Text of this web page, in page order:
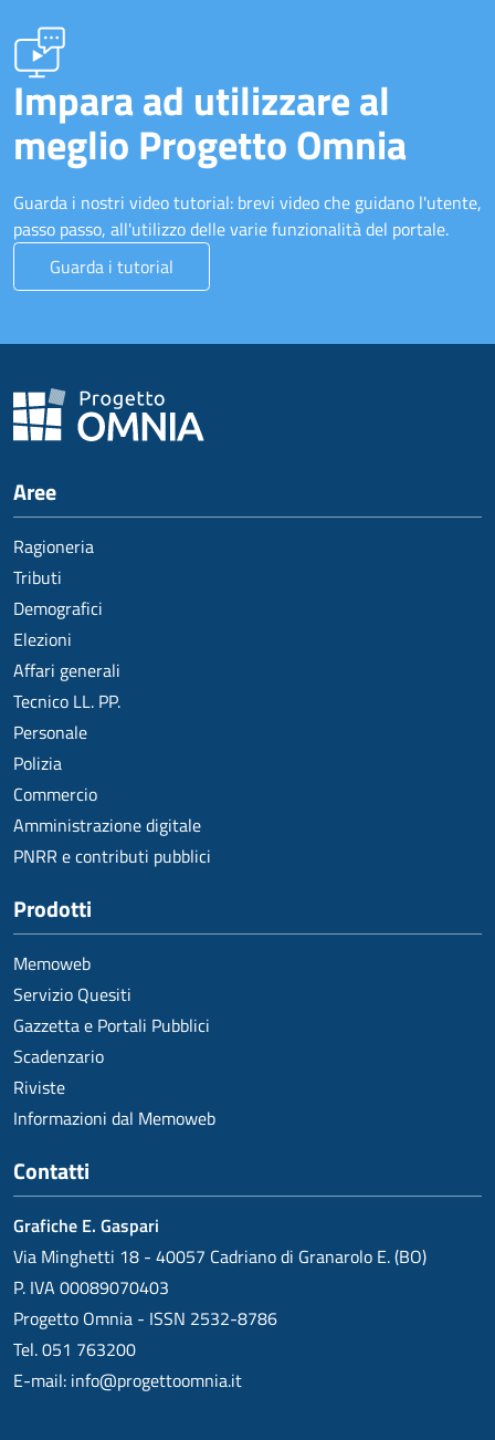
Impara ad utilizzare al
meglio Progetto Omnia
Guarda i nostri video tutorial: brevi video che guidano l'utente,
passo passo, all'utilizzo delle varie funzionalità del portale.
Guarda i tutorial
Aree
Ragioneria
Tributi
Demografici
Elezioni
Affari generali
Tecnico LL. PP.
Personale
Polizia
Commercio
Amministrazione digitale
PNRR e contributi pubblici
Prodotti
Memoweb
Servizio Quesiti
Gazzetta e Portali Pubblici
Scadenzario
Riviste
Informazioni dal Memoweb
Contatti
Grafiche E. Gaspari
Via Minghetti 18 - 40057 Cadriano di Granarolo E. (BO)
P. IVA 00089070403
Progetto Omnia - ISSN 2532-8786
Tel. 051 763200
E-mail: info@progettoomnia.it